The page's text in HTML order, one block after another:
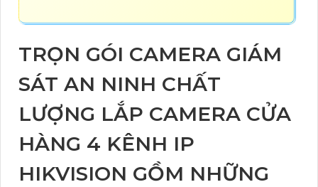
TRỌN GÓI CAMERA GIÁM
SÁT AN NINH CHẤT
LƯỢNG LẮP CAMERA CỬA
HÀNG 4 KÊNH IP
HIKVISION GỒM NHỮNG